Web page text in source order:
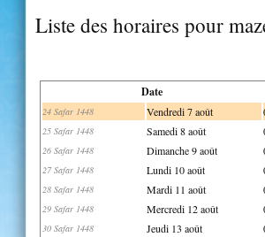
Liste des horaires pour
Date
24 Safar 1448 Vendredi 7 août
25 Safar 1448 Samedi 8 août
26 Safar 1448 Dimanche 9 août
27 Safar 1448 Lundi 10 août
28 Safar 1448 Mardi 11 août
29 Safar 1448 Mercredi 12 août
30 Safar 1448 Jeudi 13 août